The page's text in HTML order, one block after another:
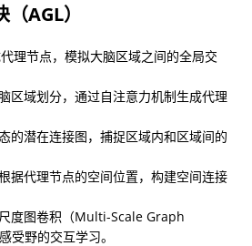
AGL）
理节点，模拟大脑区域之间的全局交
区域划分，通过自注意力机制生成代理
的潜在连接图，捕捉区域内和区域间的
据代理节点的空间位置，构建空间连接
度图卷积（Multi-Scale Graph
野的交互学习。